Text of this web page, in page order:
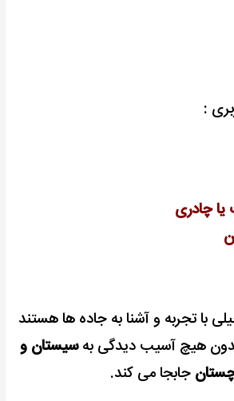
:
یا چادری
با تجربه و آشنا به جاده ها هستند
بدون هیچ آسیب دیدگی بهسیستان و
جابجا می کند.